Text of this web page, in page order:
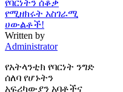
የባርነትን ሰቆቃ
የሚዘክሩት አስገራሚ
ሀውልቶች!
Written by
Administrator
የአትላንቲክ የባርነት ንግድ
ሰለባ የሆኑትን
አፍሪካውያን አባቶችና